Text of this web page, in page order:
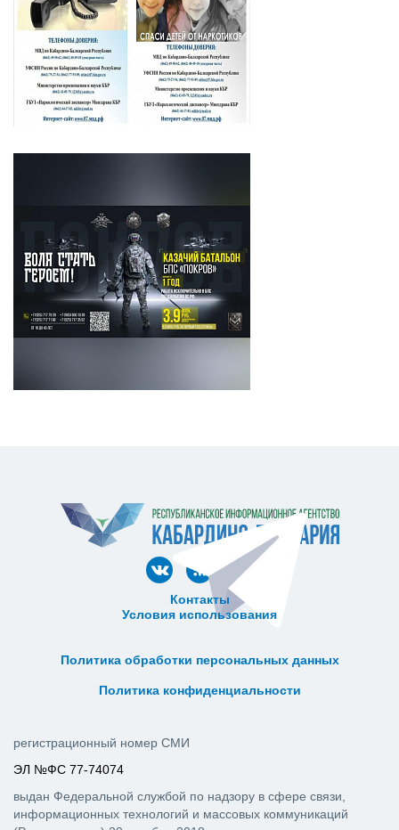
Контакты
Условия использования
Политика обработки персональных данных
Политика конфиденциальности
регистрационный номер СМИ
ЭЛ №ФС 77-74074
выдан Федеральной службой по надзору в сфере связи,
информационных технологий и массовых коммуникаций